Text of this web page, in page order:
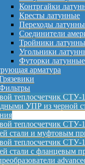
Контргайки
Кресты латунные
Переходы
Соединители
Тройники
Угольники
Футорки латунные
арматура
теплосчетчик СТУ-
УПР из черной
теплосчетчик
стали и муфтовым
теплосчетчик
стали с фланцевым